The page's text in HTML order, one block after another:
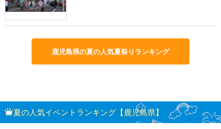
鹿児島県の夏の人気夏祭りランキング
夏の人気イベントランキング【鹿児島県】